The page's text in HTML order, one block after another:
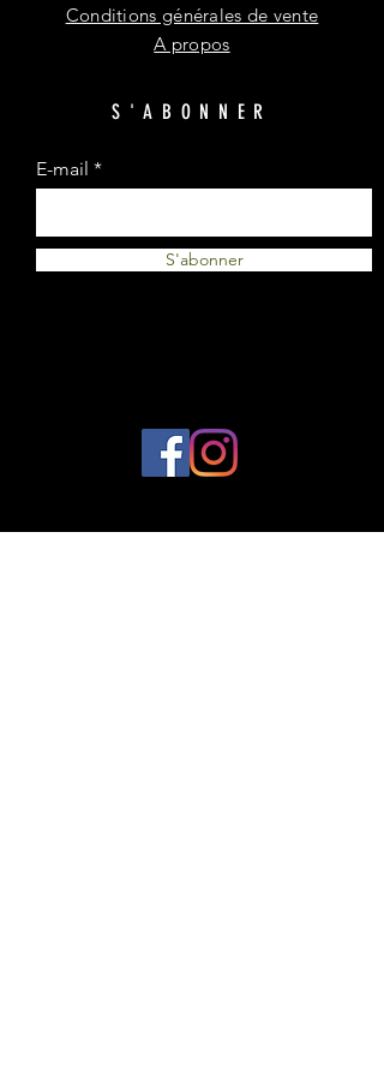
Conditions générales de vente
A propos
S'ABONNER
E-mail
S'abonner